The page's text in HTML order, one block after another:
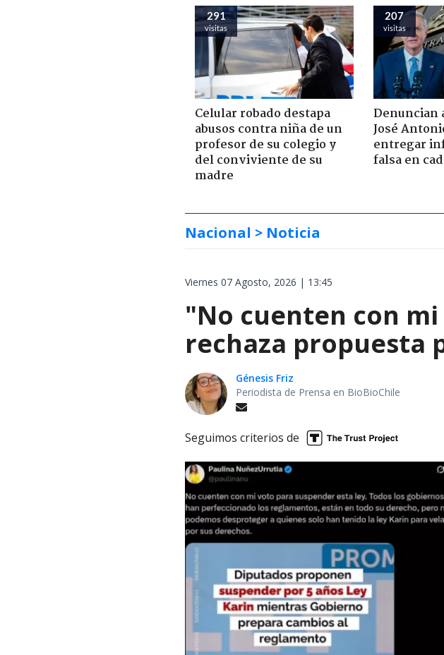
291
visitas
Celular robado destapa
abusos contra niña de un
profesor de su colegio y
del conviviente de su
madre
207
visitas
Denuncian
José
entregar
falsa en
Nacional > Noticia
Viernes 07 Agosto, 2026 | 13:45
"No cuenten con
rechaza propuesta
Génesis Friz
Periodista de Prensa en BioBioChile
Seguimos criterios de